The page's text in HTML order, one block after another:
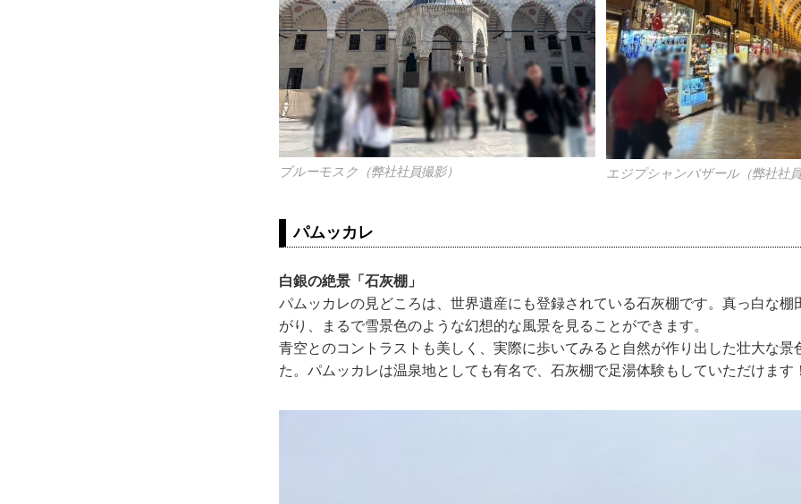
ブルーモスク（弊社社員撮影） エジプシャンバザール（弊社社
パムッカレ
白銀の絶景「石灰棚」
パムッカレの見どころは、世界遺産にも登録されている石灰棚です。真っ白な棚
がり、まるで雪景色のような幻想的な風景を見ることができます。
青空とのコントラストも美しく、実際に歩いてみると自然が作り出した壮大な景
た。パムッカレは温泉地としても有名で、石灰棚で足湯体験もしていただけます